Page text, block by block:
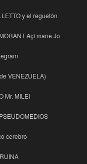
y el reguetón
Açí mane Jo
VENEZUELA)
Mr. MILEI
cerebro